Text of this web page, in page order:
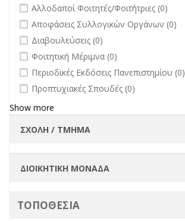
undefined
Αλλοδαποί Φοιτητές/Φοιτήτριες (0)
undefined
Αποφάσεις Συλλογικών Οργάνων (0)
undefined
Διαβουλεύσεις (0)
undefined
Φοιτητική Μέριμνα (0)
undefined
Περιοδικές Εκδόσεις Πανεπιστημίου (0)
undefined
Προπτυχιακές Σπουδές (0)
Show more
ΤΟΠΟΘΕΣΙΑ